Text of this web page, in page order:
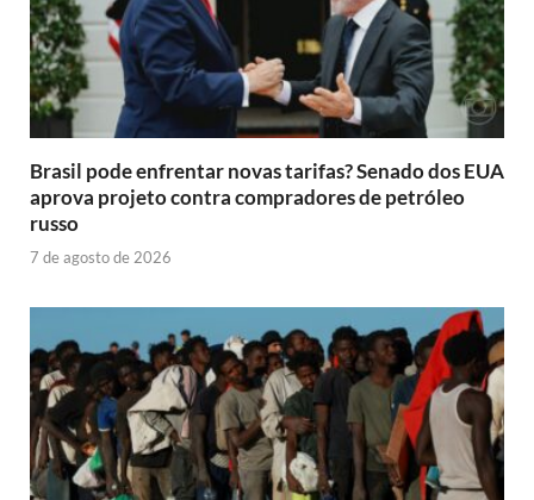
Brasil pode enfrentar novas tarifas? Senado dos EUA
aprova projeto contra compradores de petróleo
russo
7 de agosto de 2026